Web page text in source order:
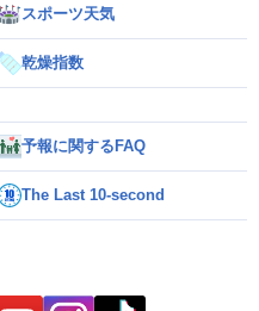
スポーツ天気
乾燥指数
予報に関するFAQ
The Last 10-second